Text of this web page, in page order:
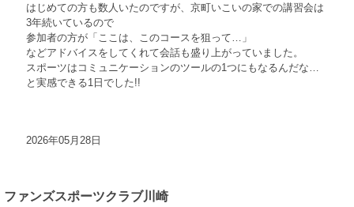
はじめての方も数人いたのですが、京町いこいの家での講習会は
3年続いているので
参加者の方が「ここは、このコースを狙って…」
などアドバイスをしてくれて会話も盛り上がっていました。
スポーツはコミュニケーションのツールの1つにもなるんだな…
と実感できる1日でした!!
2026年05月28日
ファンズスポーツクラブ川崎